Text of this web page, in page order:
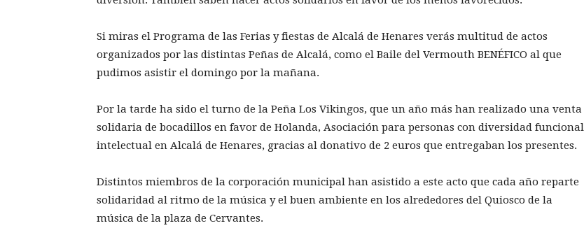
Si miras el Programa de las Ferias y fiestas de Alcalá de Henares verás multitud de actos
organizados por las distintas Peñas de Alcalá, como el Baile del Vermouth BENÉFICO al que
pudimos asistir el domingo por la mañana.
Por la tarde ha sido el turno de la Peña Los Vikingos, que un año más han realizado una venta
solidaria de bocadillos en favor de Holanda, Asociación para personas con diversidad funcional
intelectual en Alcalá de Henares, gracias al donativo de 2 euros que entregaban los presentes.
Distintos miembros de la corporación municipal han asistido a este acto que cada año reparte
solidaridad al ritmo de la música y el buen ambiente en los alrededores del Quiosco de la
música de la plaza de Cervantes.